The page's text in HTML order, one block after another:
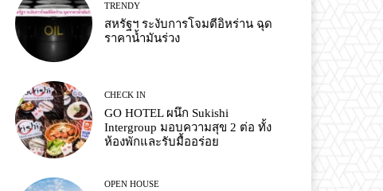
TRENDY
สหรัฐฯ ระงับการโจมตีอิหร่าน ฉุด
ราคาน้ำมันร่วง
CHECK IN
GO HOTEL ผนึก Sukishi
Intergroup มอบความสุข 2 ต่อ ทั้ง
ห้องพักและรับมื้ออร่อย
OPEN HOUSE